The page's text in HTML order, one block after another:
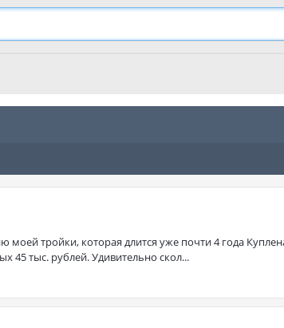
тройки, которая длится уже почти 4 года
45 тыс. рублей. Удивительно скол...